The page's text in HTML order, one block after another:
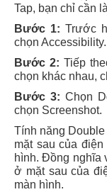
Tap, bạn chỉ cần
Bước 1:Trước
chọn Accessibility.
Bước 2: Tiếp
chọn khác nhau,
Bước 3: Chọn
chọn Screenshot.
Tính năng
mặt sau của
hình. Đồng nghĩa
ở mặt sau của
màn hình.